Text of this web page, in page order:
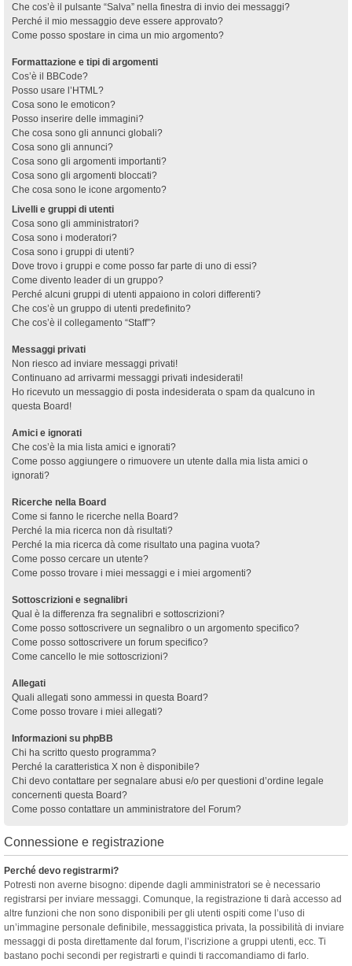
Che cos’è il pulsante “Salva” nella finestra di invio dei messaggi?
Perché il mio messaggio deve essere approvato?
Come posso spostare in cima un mio argomento?
Formattazione e tipi di argomenti
Cos’è il BBCode?
Posso usare l’HTML?
Cosa sono le emoticon?
Posso inserire delle immagini?
Che cosa sono gli annunci globali?
Cosa sono gli annunci?
Cosa sono gli argomenti importanti?
Cosa sono gli argomenti bloccati?
Che cosa sono le icone argomento?
Livelli e gruppi di utenti
Cosa sono gli amministratori?
Cosa sono i moderatori?
Cosa sono i gruppi di utenti?
Dove trovo i gruppi e come posso far parte di uno di essi?
Come divento leader di un gruppo?
Perché alcuni gruppi di utenti appaiono in colori differenti?
Che cos’è un gruppo di utenti predefinito?
Che cos’è il collegamento “Staff”?
Messaggi privati
Non riesco ad inviare messaggi privati!
Continuano ad arrivarmi messaggi privati indesiderati!
Ho ricevuto un messaggio di posta indesiderata o spam da qualcuno in
questa Board!
Amici e ignorati
Che cos’è la mia lista amici e ignorati?
Come posso aggiungere o rimuovere un utente dalla mia lista amici o
ignorati?
Ricerche nella Board
Come si fanno le ricerche nella Board?
Perché la mia ricerca non dà risultati?
Perché la mia ricerca dà come risultato una pagina vuota?
Come posso cercare un utente?
Come posso trovare i miei messaggi e i miei argomenti?
Sottoscrizioni e segnalibri
Qual è la differenza fra segnalibri e sottoscrizioni?
Come posso sottoscrivere un segnalibro o un argomento specifico?
Come posso sottoscrivere un forum specifico?
Come cancello le mie sottoscrizioni?
Allegati
Quali allegati sono ammessi in questa Board?
Come posso trovare i miei allegati?
Informazioni su phpBB
Chi ha scritto questo programma?
Perché la caratteristica X non è disponibile?
Chi devo contattare per segnalare abusi e/o per questioni d’ordine legale
concernenti questa Board?
Come posso contattare un amministratore del Forum?
Connessione e registrazione
Perché devo registrarmi?
Potresti non averne bisogno: dipende dagli amministratori se è necessario
registrarsi per inviare messaggi. Comunque, la registrazione ti darà accesso ad
altre funzioni che non sono disponibili per gli utenti ospiti come l’uso di
un’immagine personale definibile, messaggistica privata, la possibilità di inviare
messaggi di posta direttamente dal forum, l’iscrizione a gruppi utenti, ecc. Ti
bastano pochi secondi per registrarti e quindi ti raccomandiamo di farlo.